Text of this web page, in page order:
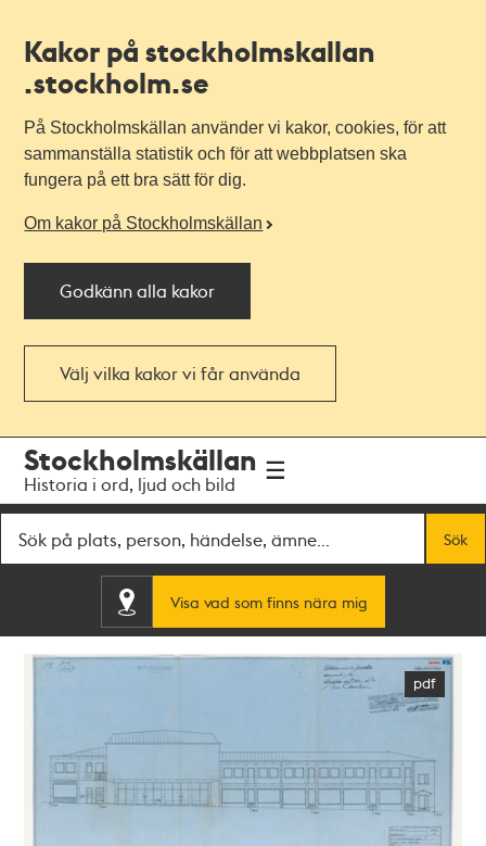
Kakor på stockholmskallan
.stockholm.se
På Stockholmskällan använder vi kakor, cookies, för att
sammanställa statistik och för att webbplatsen ska
fungera på ett bra sätt för dig.
Om kakor på Stockholmskällan
Godkänn alla kakor
Välj vilka kakor vi får använda
navigationen
huvudinnehållet
Stockholmskällan
Historia i ord, ljud och bild
Sök
Visa vad som finns nära mig